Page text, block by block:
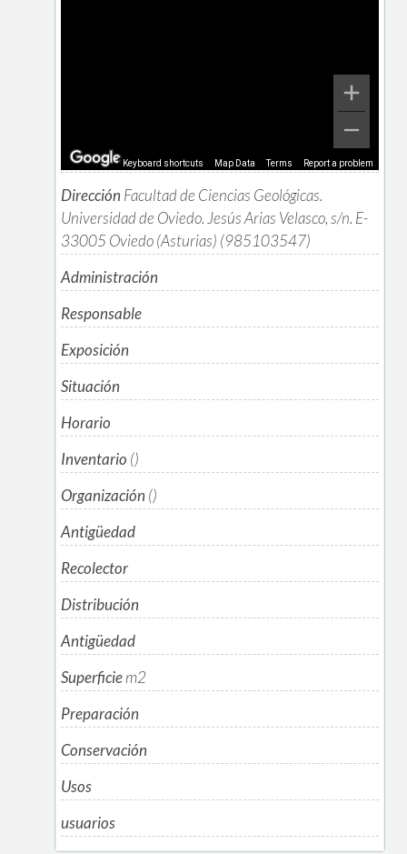
Keyboard shortcuts Map Data Terms Report a problem
Dirección Facultad de Ciencias Geológicas.
Universidad de Oviedo. Jesús Arias Velasco, s/n. E-
33005 Oviedo (Asturias) (985103547)
Administración
Responsable
Exposición
Situación
Horario
Inventario ()
Organización ()
Antigüedad
Recolector
Distribución
Antigüedad
Superficiem2
Preparación
Conservación
Usos
usuarios